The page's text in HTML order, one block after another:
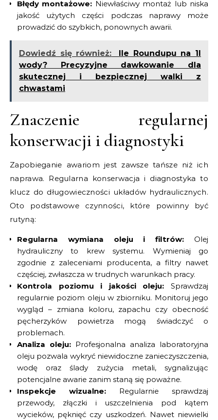
Błędy montażowe: Niewłaściwy montaż lub niska
jakość użytych części podczas naprawy może
prowadzić do szybkich, ponownych awarii.
Dowiedź się również:
Ile Roundupu na 1l
wody? Precyzyjne dawkowanie dla
skutecznej i bezpiecznej walki z
chwastami
Znaczenie regularnej
konserwacji i diagnostyki
Zapobieganie awariom jest zawsze tańsze niż ich
naprawa. Regularna konserwacja i diagnostyka to
klucz do długowieczności układów hydraulicznych.
Oto podstawowe czynności, które powinny być
rutyną:
Regularna wymiana oleju i filtrów: Olej
hydrauliczny to krew systemu. Wymieniaj go
zgodnie z zaleceniami producenta, a filtry nawet
częściej, zwłaszcza w trudnych warunkach pracy.
Kontrola poziomu i jakości oleju: Sprawdzaj
regularnie poziom oleju w zbiorniku. Monitoruj jego
wygląd – zmiana koloru, zapachu czy obecność
pęcherzyków powietrza mogą świadczyć o
problemach.
Analiza oleju: Profesjonalna analiza laboratoryjna
oleju pozwala wykryć niewidoczne zanieczyszczenia,
wodę oraz ślady zużycia metali, sygnalizując
potencjalne awarie zanim staną się poważne.
Inspekcje wizualne: Regularnie sprawdzaj
przewody, złączki i uszczelnienia pod kątem
wycieków, pęknięć czy uszkodzeń. Nawet niewielki